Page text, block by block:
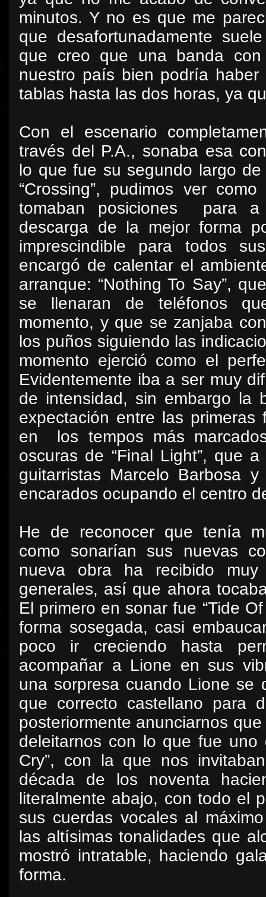
minutos. Y no es que me
que desafortunadamente
que creo que una banda
nuestro país bien podría
tablas hasta las dos horas, ya
Con el escenario
través del P.A., sonaba esa
lo que fue su segundo largo
“Crossing”, pudimos ver
tomaban posiciones
para a
descarga de la mejor forma
imprescindible para todos
encargó de calentar el
arranque: “Nothing To Say”,
se llenaran de teléfonos
momento, y que se zanjaba
los puños siguiendo las
momento ejerció como el
Evidentemente iba a ser muy
de intensidad, sin embargo la
expectación entre las
en
los tempos más
oscuras de “Final Light”, que
guitarristas Marcelo Barbosa
encarados ocupando el centro
He de reconocer que tenía
como sonarían sus nuevas
nueva obra ha recibido
generales, así que ahora
El primero en sonar fue “Tide
forma sosegada, casi
poco ir creciendo hasta
acompañar a Lione en sus
una sorpresa cuando Lione se
que correcto castellano para
posteriormente anunciarnos
deleitarnos con lo que fue uno
Cry”, con la que nos
década de los noventa
literalmente abajo, con todo el
sus cuerdas vocales al
las altísimas tonalidades que
mostró intratable, haciendo
forma.